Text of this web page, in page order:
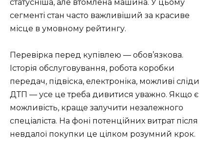
статусніша, але втомлена машина. У цьому
сегменті стан часто важливіший за красиве
місце в умовному рейтингу.
Перевірка перед купівлею — обов’язкова.
Історія обслуговування, робота коробки
передач, підвіска, електроніка, можливі сліди
ДТП — усе це треба дивитися уважно. Якщо є
можливість, краще залучити незалежного
спеціаліста. На фоні потенційних витрат після
невдалої покупки це цілком розумний крок.